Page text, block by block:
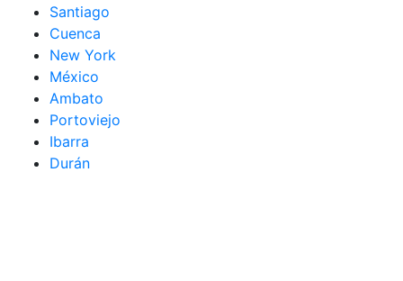
Santiago
Cuenca
New York
México
Ambato
Portoviejo
Ibarra
Durán